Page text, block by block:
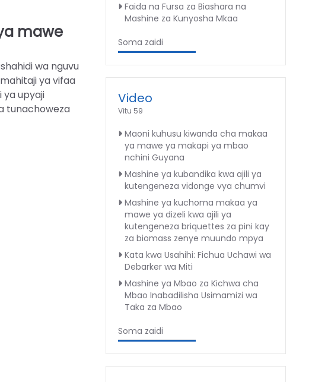
mawe
wa nguvu
ya vifaa
ya upyaji
tunachoweza
Faida na Fursa za Biashara na
Mashine za Kunyosha Mkaa
Soma zaidi
Video
Vitu 59
Maoni kuhusu kiwanda cha makaa
ya mawe ya makapi ya mbao
nchini Guyana
Mashine ya kubandika kwa ajili ya
kutengeneza vidonge vya chumvi
Mashine ya kuchoma makaa ya
mawe ya dizeli kwa ajili ya
kutengeneza briquettes za pini kay
za biomass zenye muundo mpya
Kata kwa Usahihi: Fichua Uchawi wa
Debarker wa Miti
Mashine ya Mbao za Kichwa cha
Mbao Inabadilisha Usimamizi wa
Taka za Mbao
Soma zaidi